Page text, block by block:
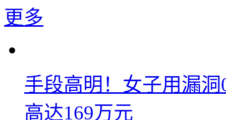
更多
手段高明！女子用漏
高达169万元